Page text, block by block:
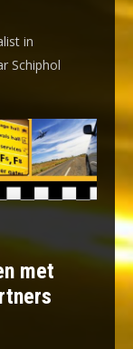
in
Schiphol
met